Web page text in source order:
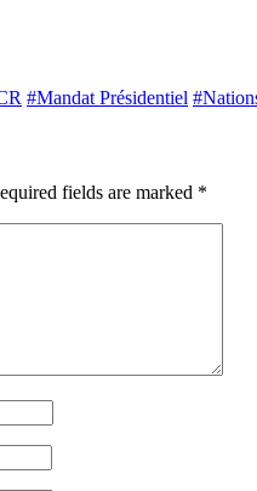
#Mandat Présidentiel
fields are marked *